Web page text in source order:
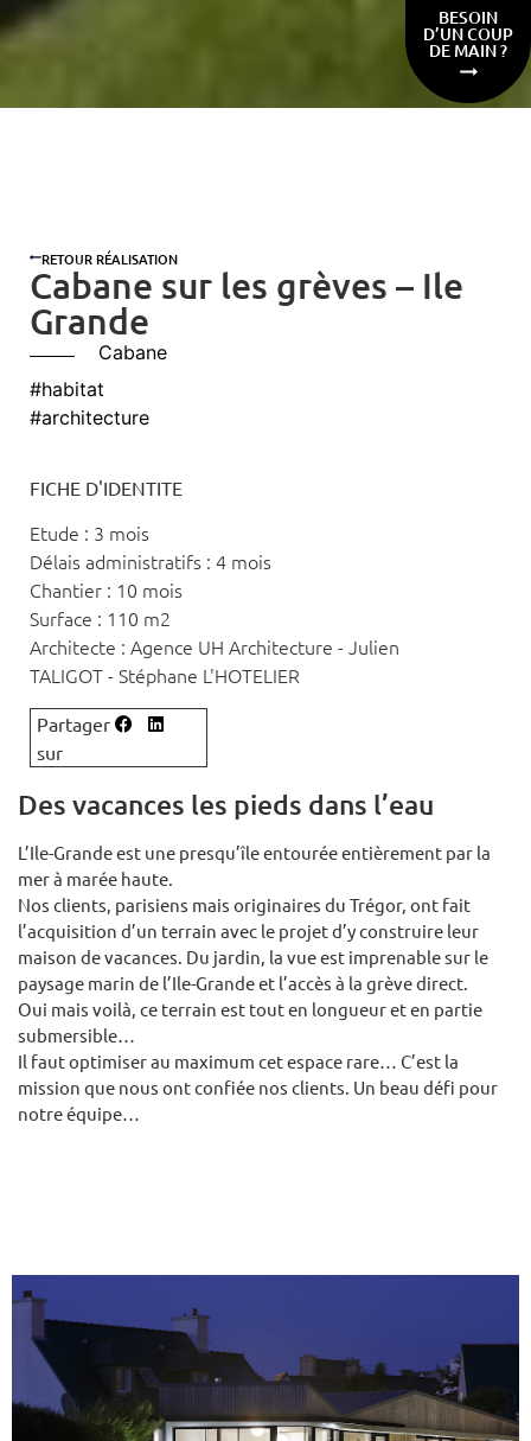
RETOUR RÉALISATION
Cabane sur les grèves – Ile
Grande
Cabane
#habitat
#architecture
FICHE D'IDENTITE
Etude : 3 mois
Délais administratifs : 4 mois
Chantier : 10 mois
Surface : 110 m2
Architecte : Agence UH Architecture - Julien
TALIGOT - Stéphane L'HOTELIER
Des vacances les pieds dans l’eau
L’Ile-Grande est une presqu’île entourée entièrement par la
mer à marée haute.
Nos clients, parisiens mais originaires du Trégor, ont fait
l’acquisition d’un terrain avec le projet d’y construire leur
maison de vacances. Du jardin, la vue est imprenable sur le
paysage marin de l’Ile-Grande et l’accès à la grève direct.
Oui mais voilà, ce terrain est tout en longueur et en partie
submersible…
Il faut optimiser au maximum cet espace rare… C’est la
mission que nous ont confiée nos clients. Un beau défi pour
notre équipe…
BESOIN
D’UN COUP
DE MAIN ?